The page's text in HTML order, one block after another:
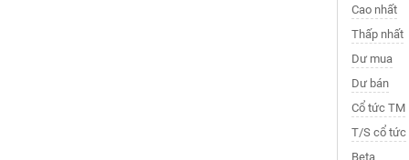
Cao nhất
Thấp nhất
Dư mua
Dư bán
Cổ tức TM
T/S cổ tức
Beta